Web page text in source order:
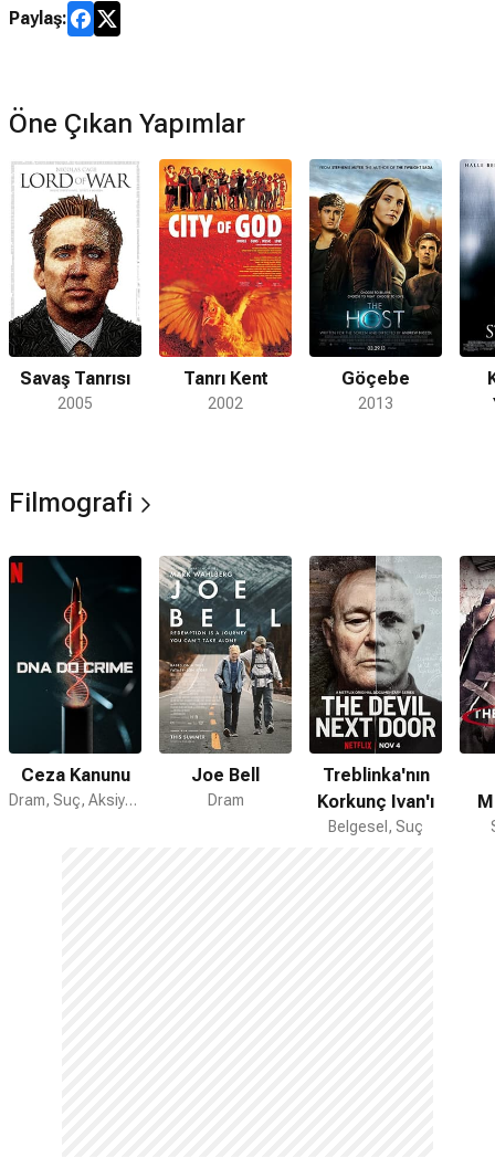
Paylaş:
Öne Çıkan Yapımlar
Savaş Tanrısı
2005
Tanrı Kent
2002
Göçebe
2013
Filmografi
Ceza Kanunu
Dram, Suç, Aksiyon
Joe Bell
Dram
Treblinka'nın
Korkunç Ivan'ı
Belgesel, Suç